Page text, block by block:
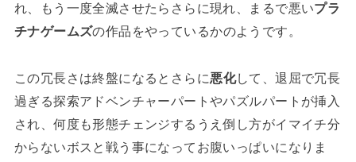
れ、もう一度全滅させたらさらに現れ、まるで悪いプラ
チナゲームズの作品をやっているかのようです。
この冗長さは終盤になるとさらに悪化して、退屈で冗長
過ぎる探索アドベンチャーパートやパズルパートが挿入
され、何度も形態チェンジするうえ倒し方がイマイチ分
からないボスと戦う事になってお腹いっぱいになりま